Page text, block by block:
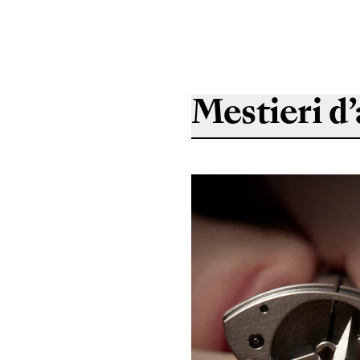
Mestieri